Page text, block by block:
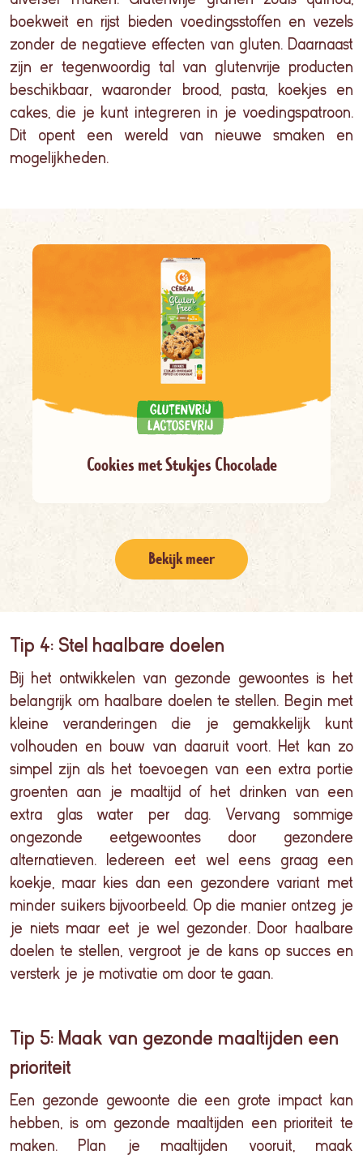
boekweit en rijst bieden voedingsstoffen en vezels
zonder de negatieve effecten van gluten. Daarnaast
zijn er tegenwoordig tal van glutenvrije producten
beschikbaar, waaronder brood, pasta, koekjes en
cakes, die je kunt integreren in je voedingspatroon.
Dit opent een wereld van nieuwe smaken en
mogelijkheden.
Cookies met Stukjes Chocolade
Bekijk meer
Tip 4: Stel haalbare doelen
Bij het ontwikkelen van gezonde gewoontes is het
belangrijk om haalbare doelen te stellen. Begin met
kleine veranderingen die je gemakkelijk kunt
volhouden en bouw van daaruit voort. Het kan zo
simpel zijn als het toevoegen van een extra portie
groenten aan je maaltijd of het drinken van een
extra glas water per dag. Vervang sommige
ongezonde eetgewoontes door gezondere
alternatieven. Iedereen eet wel eens graag een
koekje, maar kies dan een gezondere variant met
minder suikers bijvoorbeeld. Op die manier ontzeg je
je niets maar eet je wel gezonder. Door haalbare
doelen te stellen, vergroot je de kans op succes en
versterk je je motivatie om door te gaan.
Tip 5: Maak van gezonde maaltijden een
prioriteit
Een gezonde gewoonte die een grote impact kan
hebben, is om gezonde maaltijden een prioriteit te
maken. Plan je maaltijden vooruit, maak